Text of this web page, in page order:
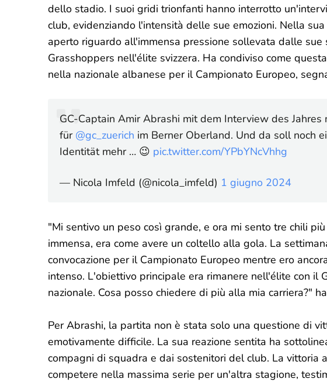
dello stadio. I suoi gridi trionfanti hanno interrotto
club, evidenziando l'intensità delle sue emozioni. Nella
aperto riguardo all'immensa pressione sollevata dalle
Grasshoppers nell'élite svizzera. Ha condiviso come
nella nazionale albanese per il Campionato Europeo,
GC-Captain Amir Abrashi mit dem Interview des
für @gc_zuerich im Berner Oberland. Und da soll noch
Identität mehr … 😉 pic.twitter.com/YPbYNcVhhg
— Nicola Imfeld (@nicola_imfeld) 1 giugno 2024
"Mi sentivo un peso così grande, e ora mi sento tre chili
immensa, era come avere un coltello alla gola. La
convocazione per il Campionato Europeo mentre ero
intenso. L'obiettivo principale era rimanere nell'élite con il
nazionale. Cosa posso chiedere di più alla mia carriera?"
Per Abrashi, la partita non è stata solo una questione di
emotivamente difficile. La sua reazione sentita ha
compagni di squadra e dai sostenitori del club. La vittoria
competere nella massima serie per un'altra stagione,